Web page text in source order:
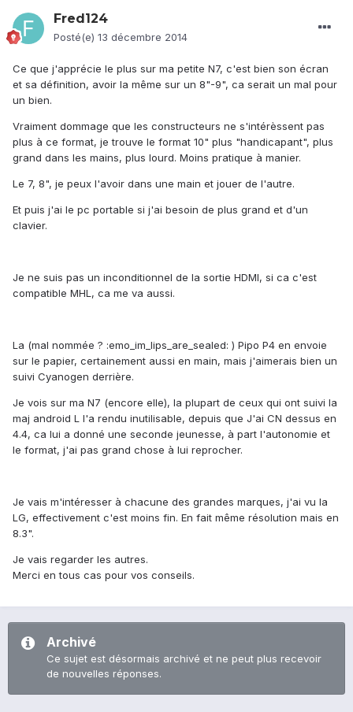
Fred124
Posté(e) 13 décembre 2014
Ce que j'apprécie le plus sur ma petite N7, c'est bien son écran
et sa définition, avoir la même sur un 8"-9", ca serait un mal pour
un bien.
Vraiment dommage que les constructeurs ne s'intérèssent pas
plus à ce format, je trouve le format 10" plus "handicapant", plus
grand dans les mains, plus lourd. Moins pratique à manier.
Le 7, 8", je peux l'avoir dans une main et jouer de l'autre.
Et puis j'ai le pc portable si j'ai besoin de plus grand et d'un
clavier.
Je ne suis pas un inconditionnel de la sortie HDMI, si ca c'est
compatible MHL, ca me va aussi.
La (mal nommée ? :emo_im_lips_are_sealed: ) Pipo P4 en envoie
sur le papier, certainement aussi en main, mais j'aimerais bien un
suivi Cyanogen derrière.
Je vois sur ma N7 (encore elle), la plupart de ceux qui ont suivi la
maj android L l'a rendu inutilisable, depuis que J'ai CN dessus en
4.4, ca lui a donné une seconde jeunesse, à part l'autonomie et
le format, j'ai pas grand chose à lui reprocher.
Je vais m'intéresser à chacune des grandes marques, j'ai vu la
LG, effectivement c'est moins fin. En fait même résolution mais en
8.3".
Je vais regarder les autres.
Merci en tous cas pour vos conseils.
Archivé
Ce sujet est désormais archivé et ne peut plus recevoir
de nouvelles réponses.